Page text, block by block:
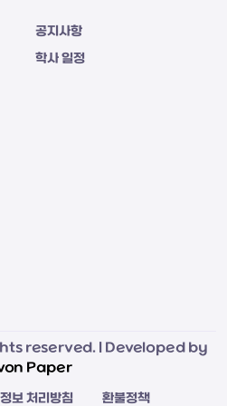
공지사항
학사 일정
reserved. | Developed by
Paper
보 처리방침 환불정책